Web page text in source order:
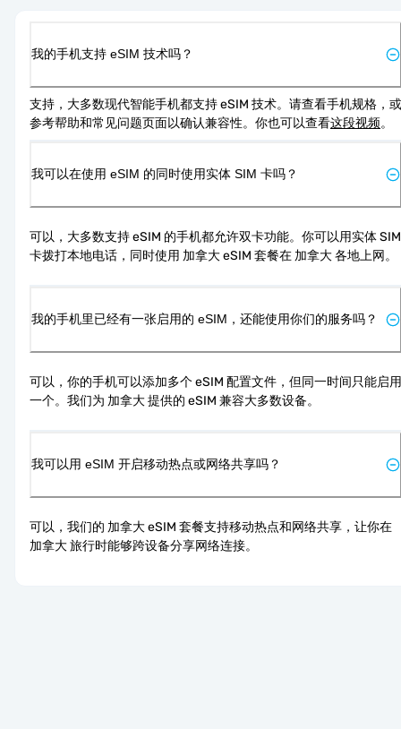
我的手机支持 eSIM 技术吗？
支持，大多数现代智能手机都支持 eSIM 技术。请查看手机规格，或
参考帮助和常见问题页面以确认兼容性。你也可以查看这段视频。
我可以在使用 eSIM 的同时使用实体 SIM 卡吗？
可以，大多数支持 eSIM 的手机都允许双卡功能。你可以用实体 SIM
卡拨打本地电话，同时使用 加拿大 eSIM 套餐在 加拿大 各地上网。
我的手机里已经有一张启用的 eSIM，还能使用你们的服务吗？
可以，你的手机可以添加多个 eSIM 配置文件，但同一时间只能启用
一个。我们为 加拿大 提供的 eSIM 兼容大多数设备。
我可以用 eSIM 开启移动热点或网络共享吗？
可以，我们的 加拿大 eSIM 套餐支持移动热点和网络共享，让你在
加拿大 旅行时能够跨设备分享网络连接。